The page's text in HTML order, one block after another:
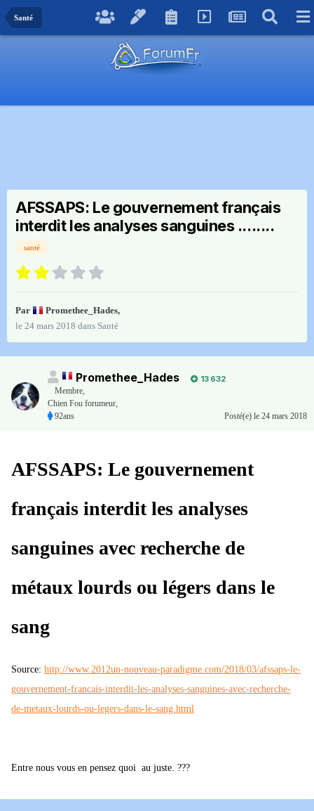
Santé
AFSSAPS: Le gouvernement français
interdit les analyses sanguines ........
santé
Par Promethee_Hades,
le 24 mars 2018 dans Santé
Promethee_Hades
13 632
Membre,
Chien Fou forumeur,
92ans
Posté(e) le 24 mars 2018
AFSSAPS: Le gouvernement
français interdit les analyses
sanguines avec recherche de
métaux lourds ou légers dans le
sang
Source: http://www.2012un-nouveau-paradigme.com/2018/03/afssaps-le-
gouvernement-francais-interdit-les-analyses-sanguines-avec-recherche-
de-metaux-lourds-ou-legers-dans-le-sang.html
Entre nous vous en pensez quoi au juste. ???